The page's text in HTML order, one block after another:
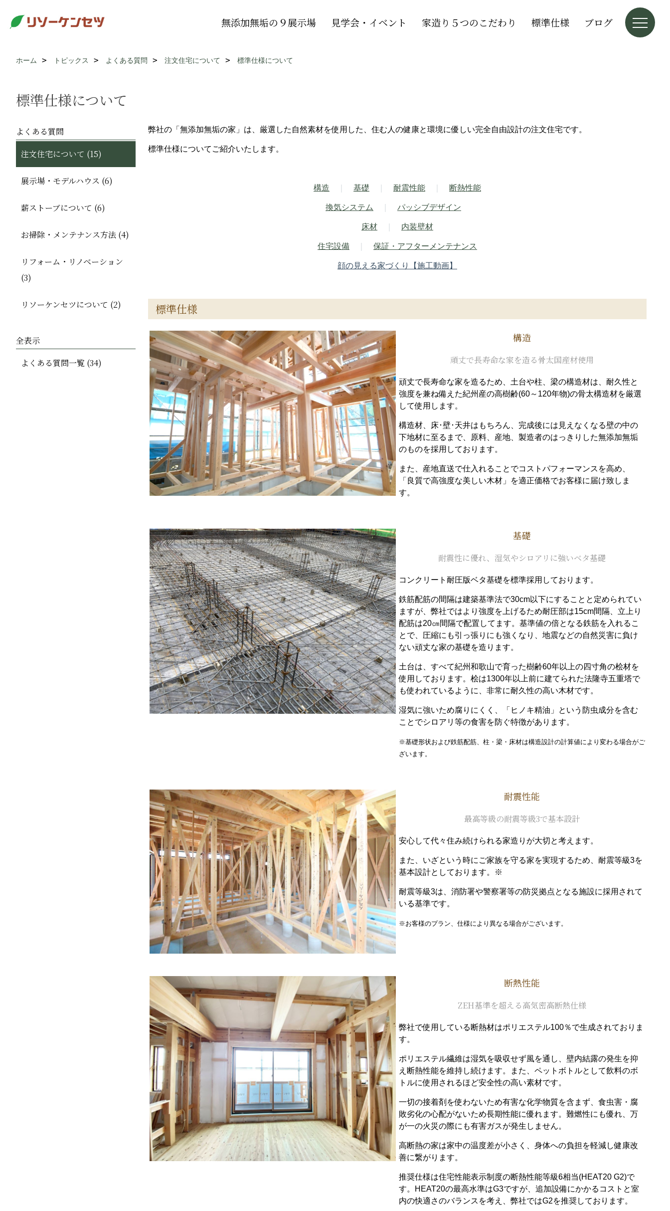
無添加無垢の９展示場 見学会・イベント 家造り５つのこだわり 標準仕様 ブログ
ホーム トピックス よくある質問 注文住宅について 標準仕様について
標準仕様について
弊社の「無添加無垢の家」は、厳選した自然素材を使用した、住む人の健康と環境に優しい完全自由設計の注文住宅です。
標準仕様についてご紹介いたします。
構造 基礎 耐震性能 断熱性能
換気システム パッシブデザイン
床材 内装壁材
住宅設備 保証・アフターメンテナンス
顔の見える家づくり【施工動画】
標準仕様
構造
頑丈で長寿命な家を造る骨太国産材使用
頑丈で長寿命な家を造るため、土台や柱、梁の構造材は、耐久性と
強度を兼ね備えた紀州産の高樹齢(60～120年物)の骨太構造材を厳選
して使用します。
構造材、床･壁･天井はもちろん、完成後には見えなくなる壁の中の
下地材に至るまで、原料、産地、製造者のはっきりした無添加無垢
のものを採用しております。
また、産地直送で仕入れることでコストパフォーマンスを高め、
「良質で高強度な美しい木材」を適正価格でお客様に届け致しま
す。
基礎
耐震性に優れ、湿気やシロアリに強いベタ基礎
コンクリート耐圧版ベタ基礎を標準採用しております。
鉄筋配筋の間隔は建築基準法で30cm以下にすることと定められてい
ますが、弊社ではより強度を上げるため耐圧部は15cm間隔、立上り
配筋は20㎝間隔で配置してます。基準値の倍となる鉄筋を入れるこ
とで、圧縮にも引っ張りにも強くなり、地震などの自然災害に負け
ない頑丈な家の基礎を造ります。
土台は、すべて紀州和歌山で育った樹齢60年以上の四寸角の桧材を
使用しております。桧は1300年以上前に建てられた法隆寺五重塔で
も使われているように、非常に耐久性の高い木材です。
湿気に強いため腐りにくく、「ヒノキ精油」という防虫成分を含む
ことでシロアリ等の食害を防ぐ特徴があります。
※基礎形状および鉄筋配筋、柱・梁・床材は構造設計の計算値により変わる場合がご
ざいます。
耐震性能
最高等級の耐震等級3で基本設計
安心して代々住み続けられる家造りが大切と考えます。
また、いざという時にご家族を守る家を実現するため、耐震等級3を
基本設計としております。※
耐震等級3は、消防署や警察署等の防災拠点となる施設に採用されて
いる基準です。
※お客様のプラン、仕様により異なる場合がございます。
断熱性能
ZEH基準を超える高気密高断熱仕様
弊社で使用している断熱材はポリエステル100％で生成されておりま
す。
ポリエステル繊維は湿気を吸収せず風を通し、壁内結露の発生を抑
え断熱性能を維持し続けます。また、ペットボトルとして飲料のボ
トルに使用されるほど安全性の高い素材です。
一切の接着剤を使わないため有害な化学物質を含まず、食虫害・腐
敗劣化の心配がないため長期性能に優れます。難燃性にも優れ、万
が一の火災の際にも有害ガスが発生しません。
高断熱の家は家中の温度差が小さく、身体への負担を軽減し健康改
善に繋がります。
推奨仕様は住宅性能表示制度の断熱性能等級6相当(HEAT20 G2)で
す。HEAT20の最高水準はG3ですが、追加設備にかかるコストと室
内の快適さのバランスを考え、弊社ではG2を推奨しております。
よくある質問
注文住宅について (15)
展示場・モデルハウス (6)
薪ストーブについて (6)
お掃除・メンテナンス方法 (4)
リフォーム・リノベーション
(3)
リソーケンセツについて (2)
全表示
よくある質問一覧 (34)